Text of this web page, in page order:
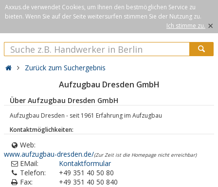
Axxus.de verwendet Cookies, um Ihnen den bestmöglichen Service zu
bieten. Wenn Sie auf der Seite weitersurfen stimmen Sie der Nutzung zu.
Ich stimme zu. ×
Zurück zum Suchergebnis
Aufzugbau Dresden GmbH
Über Aufzugbau Dresden GmbH
Aufzugbau Dresden - seit 1961 Erfahrung im Aufzugbau
Kontaktmöglichkeiten:
Web:
www.aufzugbau-dresden.de/(Zur Zeit ist die Homepage nicht erreichbar)
EMail:
Kontaktformular
Telefon:
+49 351 40 50 80
Fax:
+49 351 40 50 840